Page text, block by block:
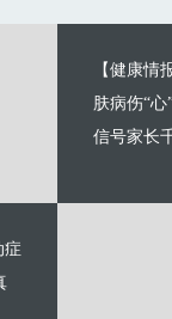
【健康情
肤病伤“
信号家长
症